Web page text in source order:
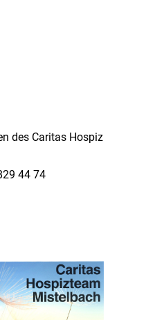
des Caritas Hospiz
44 74